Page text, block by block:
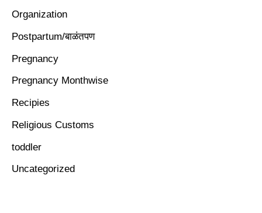
Organization
Postpartum/बाळंतपण
Pregnancy
Pregnancy Monthwise
Recipies
Religious Customs
toddler
Uncategorized